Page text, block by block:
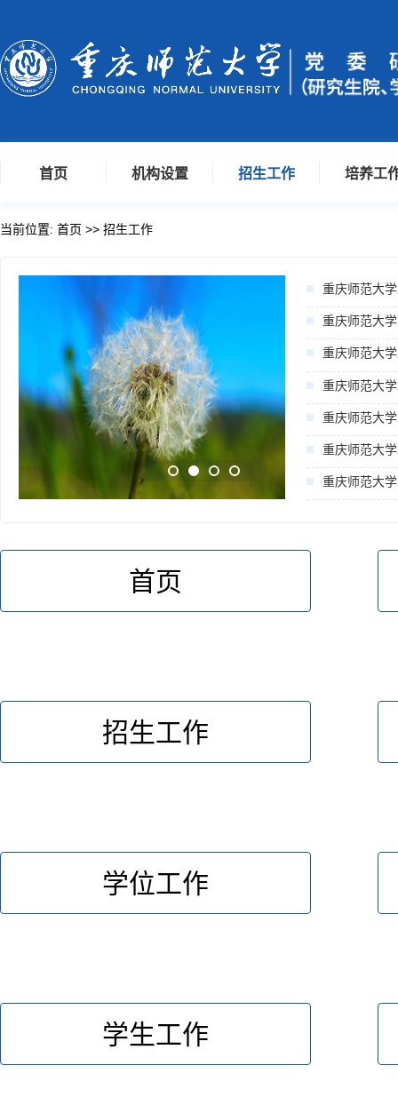
首页 机构设置 招生工作 培养工
当前位置: 首页 >> 招生工作
重庆师范大
重庆师范大
重庆师范大
重庆师范大
重庆师范大
重庆师范大
重庆师范大
首页
招生工作
学位工作
学生工作